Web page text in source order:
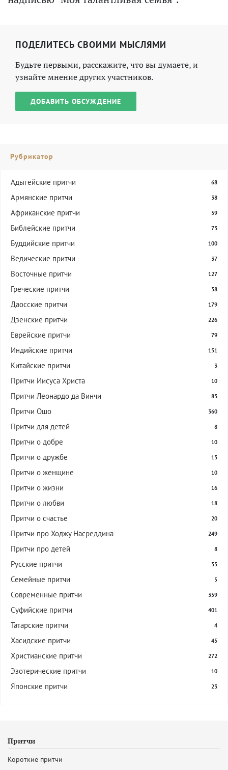
ПОДЕЛИТЕСЬ СВОИМИ МЫСЛЯМИ
Будьте первыми, расскажите, что вы думаете, и
узнайте мнение других участников.
ДОБАВИТЬ ОБСУЖДЕНИЕ
Рубрикатор
Адыгейские притчи 68
Армянские притчи 38
Африканские притчи 59
Библейские притчи 73
Буддийские притчи 100
Ведические притчи 37
Восточные притчи 127
Греческие притчи 38
Даосские притчи 179
Дзенские притчи 226
Еврейские притчи 79
Индийские притчи 151
Китайские притчи 3
Притчи Иисуса Христа 10
Притчи Леонардо да Винчи 83
Притчи Ошо 360
Притчи для детей 8
Притчи о добре 10
Притчи о дружбе 13
Притчи о женщине 10
Притчи о жизни 16
Притчи о любви 18
Притчи о счастье 20
Притчи про Ходжу Насреддина 249
Притчи про детей 8
Русские притчи 35
Семейные притчи 5
Современные притчи 359
Суфийские притчи 401
Татарские притчи 4
Хасидские притчи 45
Христианские притчи 272
Эзотерические притчи 10
Японские притчи 23
Притчи
Короткие притчи